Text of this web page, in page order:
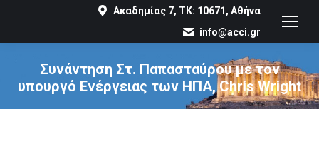
Ακαδημίας 7, ΤΚ: 10671, Αθήνα
info@acci.gr
Συνάντηση Στ. Παπασταύρου με τον
υπουργό Ενέργειας των ΗΠΑ, Chris Wright
You are here: